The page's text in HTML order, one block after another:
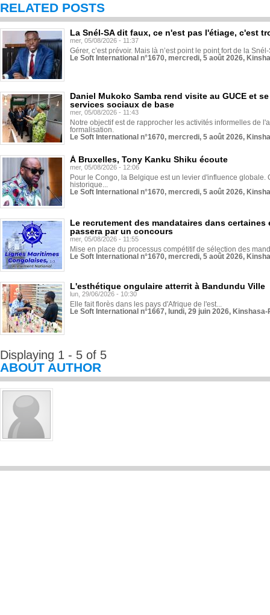
RELATED POSTS
La Snél-SA dit faux, ce n'est pas l'étiage, c'est
mer, 05/08/2026 - 11:37
Gérer, c’est prévoir. Mais là n’est point le point fort de la
Le Soft International n°1670, mercredi, 5 août 2026,
Daniel Mukoko Samba rend visite au GUCE et
services sociaux de base
mer, 05/08/2026 - 11:43
Notre objectif est de rapprocher les activités informelles de
formalisation.
Le Soft International n°1670, mercredi, 5 août 2026,
À Bruxelles, Tony Kanku Shiku écoute
mer, 05/08/2026 - 12:06
Pour le Congo, la Belgique est un levier d'influence globale.
historique...
Le Soft International n°1670, mercredi, 5 août 2026,
Le recrutement des mandataires dans
passera par un concours
mer, 05/08/2026 - 11:55
Mise en place du processus compétitif de sélection des
Le Soft International n°1670, mercredi, 5 août 2026,
L'esthétique ongulaire atterrit à Bandundu Ville
lun, 29/06/2026 - 10:30
Elle fait florès dans les pays d'Afrique de l'est...
Le Soft International n°1667, lundi, 29 juin 2026,
Displaying 1 - 5 of 5
ABOUT AUTHOR